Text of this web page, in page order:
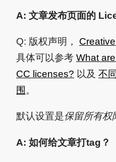
A: 文章发布页面的
Q: 版权声明，
具体可以参考 What
CC licenses? 以及 不
围 。
默认设置是保留所有权
A: 如何给文章打tag？